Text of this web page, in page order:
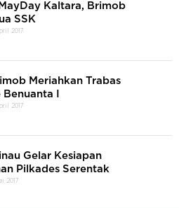
Kaltara, Brimob
SSK
2017
Meriahkan Trabas
I
2017
Gelar Kesiapan
Pilkades Serentak
2017